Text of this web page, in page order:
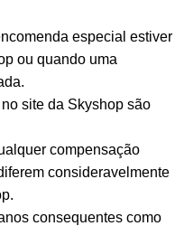
especial estiver
ou quando uma
site da Skyshop são
compensação
consideravelmente
consequentes como